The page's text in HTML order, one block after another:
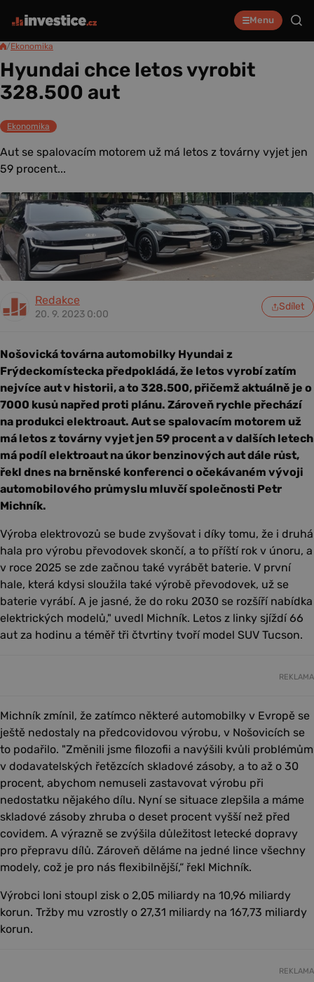
Menu
/Ekonomika
Hyundai chce letos vyrobit
328.500 aut
Ekonomika
Aut se spalovacím motorem už má letos z továrny vyjet jen
59 procent...
Redakce
20. 9. 2023 0:00
Sdílet
Nošovická továrna automobilky Hyundai z
Frýdeckomístecka předpokládá, že letos vyrobí zatím
nejvíce aut v historii, a to 328.500, přičemž aktuálně je o
7000 kusů napřed proti plánu. Zároveň rychle přechází
na produkci elektroaut. Aut se spalovacím motorem už
má letos z továrny vyjet jen 59 procent a v dalších letech
má podíl elektroaut na úkor benzinových aut dále růst,
řekl dnes na brněnské konferenci o očekávaném vývoji
automobilového průmyslu mluvčí společnosti Petr
Michník.
Výroba elektrovozů se bude zvyšovat i díky tomu, že i druhá
hala pro výrobu převodovek skončí, a to příští rok v únoru, a
v roce 2025 se zde začnou také vyrábět baterie. V první
hale, která kdysi sloužila také výrobě převodovek, už se
baterie vyrábí. A je jasné, že do roku 2030 se rozšíří nabídka
elektrických modelů," uvedl Michník. Letos z linky sjíždí 66
aut za hodinu a téměř tři čtvrtiny tvoří model SUV Tucson.
REKLAMA
Michník zmínil, že zatímco některé automobilky v Evropě se
ještě nedostaly na předcovidovou výrobu, v Nošovicích se
to podařilo. "Změnili jsme filozofii a navýšili kvůli problémům
v dodavatelských řetězcích skladové zásoby, a to až o 30
procent, abychom nemuseli zastavovat výrobu při
nedostatku nějakého dílu. Nyní se situace zlepšila a máme
skladové zásoby zhruba o deset procent vyšší než před
covidem. A výrazně se zvýšila důležitost letecké dopravy
pro přepravu dílů. Zároveň děláme na jedné lince všechny
modely, což je pro nás flexibilnější,“ řekl Michník.
Výrobci loni stoupl zisk o 2,05 miliardy na 10,96 miliardy
korun. Tržby mu vzrostly o 27,31 miliardy na 167,73 miliardy
korun.
REKLAMA